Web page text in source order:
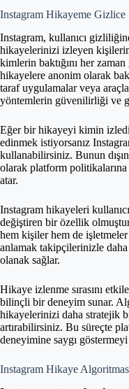
Instagram Hikayeme Gizlice
Instagram, kullanıcı
hikayelerinizi izleyen
kimlerin baktığını her
hikayelere anonim olarak
taraf uygulamalar veya
yöntemlerin güvenilirliği ve
Eğer bir hikayeyi kimin
edinmek istiyorsanız
kullanabilirsiniz. Bunun
olarak platform politikalarına
atar.
Instagram hikayeleri
değiştiren bir özellik
hem kişiler hem de
anlamak takipçilerinizle
olanak sağlar.
Hikaye izlenme sırasını
bilinçli bir deneyim sunar.
hikayelerinizi daha stratejik
artırabilirsiniz. Bu süreçte
deneyimine saygı
Instagram Hikaye